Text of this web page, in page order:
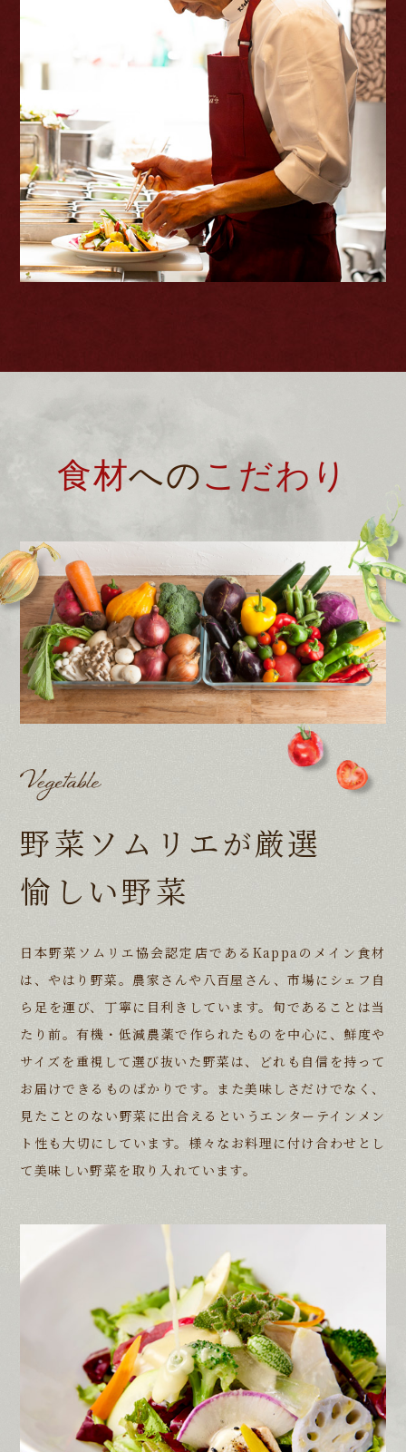
食材へのこだわり
野菜ソムリエが厳選
愉しい野菜
日本野菜ソムリエ協会認定店であるKappaのメイン食材
は、やはり野菜。 農家さんや八百屋さん、市場にシェフ自
ら足を運び、丁寧に目利きしています。旬であることは当
たり前。有機・低減農薬で作られたものを中心に、鮮度や
サイズを重視して選び抜いた野菜は、どれも自信を持って
お届けできるものばかりです。 また美味しさだけでなく、
見たことのない野菜に出合えるというエンターテインメン
ト性も大切にしています。 様々なお料理に付け合わせとし
て美味しい野菜を取り入れています。